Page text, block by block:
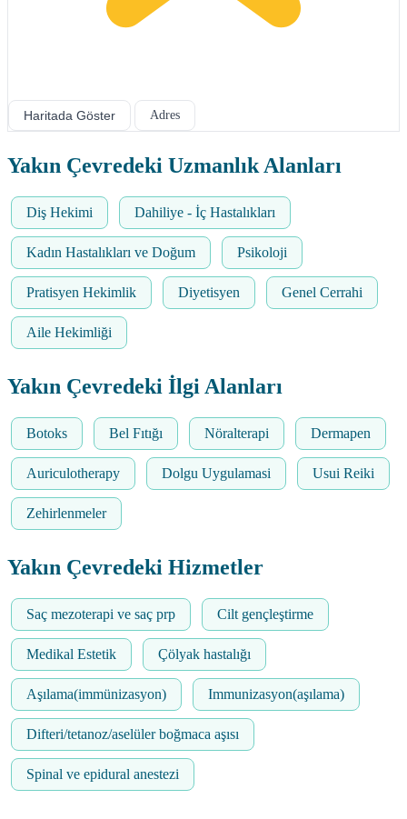
Haritada Göster Adres
Yakın Çevredeki Uzmanlık Alanları
Diş Hekimi Dahiliye - İç Hastalıkları
Kadın Hastalıkları ve Doğum Psikoloji
Pratisyen Hekimlik Diyetisyen Genel Cerrahi
Aile Hekimliği
Yakın Çevredeki İlgi Alanları
Botoks Bel Fıtığı Nöralterapi Dermapen
Auriculotherapy Dolgu Uygulamasi Usui Reiki
Zehirlenmeler
Yakın Çevredeki Hizmetler
Saç mezoterapi ve saç prp Cilt gençleştirme
Medikal Estetik Çölyak hastalığı
Aşılama(immünizasyon) Immunizasyon(aşılama)
Difteri/tetanoz/aselüler boğmaca aşısı
Spinal ve epidural anestezi